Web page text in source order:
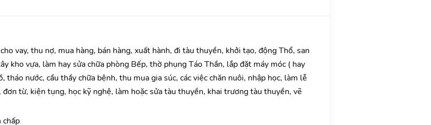
vay, thu nợ, mua hàng, bán hàng, xuất hành, đi tàu thuyền, khởi tạo, động Thổ, san
kho vựa, làm hay sửa chữa phòng Bếp, thờ phụng Táo Thần, lắp đặt máy móc ( hay
tháo nước, cầu thầy chữa bệnh, thu mua gia súc, các việc chăn nuôi, nhập học, làm lễ
từ, kiện tụng, học kỹ nghệ, làm hoặc sửa tàu thuyền, khai trương tàu thuyền, vẽ